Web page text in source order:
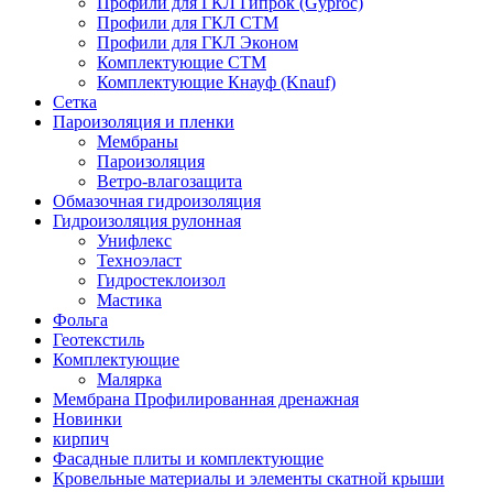
Профили для ГКЛ СТМ
Профили для ГКЛ Эконом
Комплектующие СТМ
Комплектующие Кнауф (Knauf)
Сетка
Пароизоляция и пленки
Мембраны
Пароизоляция
Ветро-влагозащита
Обмазочная гидроизоляция
Гидроизоляция рулонная
Унифлекс
Техноэласт
Гидростеклоизол
Мастика
Фольга
Геотекстиль
Комплектующие
Малярка
Мембрана Профилированная дренажная
Новинки
кирпич
Фасадные плиты и комплектующие
Кровельные материалы и элементы скатной крыши